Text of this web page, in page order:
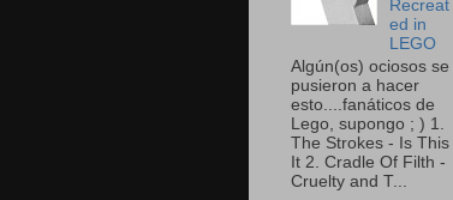
Recreat
ed in
LEGO
Algún(os) ociosos se
pusieron a hacer
esto....fanáticos de
Lego, supongo ; ) 1.
The Strokes - Is This
It 2. Cradle Of Filth -
Cruelty and T...